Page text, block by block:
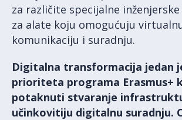
za različite specijalne
za alate koju omogućuju
komunikaciju i suradnju.
Digitalna transformacija jedan
prioriteta programa Erasmus+
potaknuti stvaranje
učinkovitiju digitalnu suradnju.